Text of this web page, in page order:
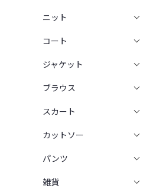
ニット
コート
ジャケット
ブラウス
スカート
カットソー
パンツ
雑貨